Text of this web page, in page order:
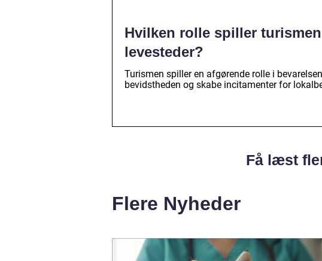
Hvilken rolle spiller
levesteder?
Turismen spiller en afgørende rolle i
bevidstheden og skabe incitamenter for
Få læst
Flere Nyheder